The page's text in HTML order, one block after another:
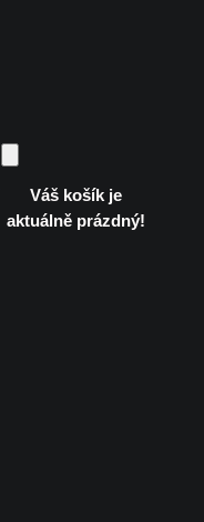
Váš košík je
aktuálně prázdný!